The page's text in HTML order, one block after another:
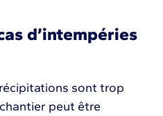
d’intempéries
sont trop
peut être